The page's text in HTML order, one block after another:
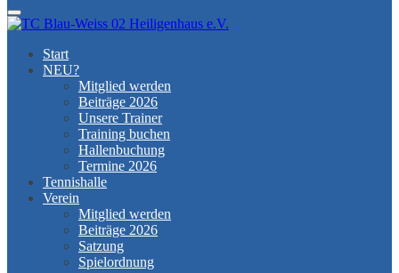
Menu
Start
NEU?
Mitglied werden
Beiträge 2026
Unsere Trainer
Training buchen
Hallenbuchung
Termine 2026
Tennishalle
Verein
Mitglied werden
Beiträge 2026
Satzung
Spielordnung